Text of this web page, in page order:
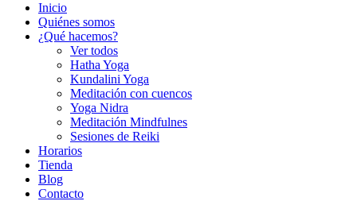
Inicio
Quiénes somos
¿Qué hacemos?
Ver todos
Hatha Yoga
Kundalini Yoga
Meditación con cuencos
Yoga Nidra
Meditación Mindfulnes
Sesiones de Reiki
Horarios
Tienda
Blog
Contacto